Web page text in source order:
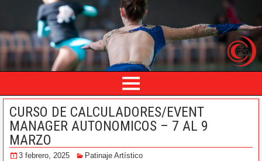
CURSO DE CALCULADORES/EVENT
MANAGER AUTONOMICOS – 7 AL 9
MARZO
3 febrero, 2025 Patinaje Artístico